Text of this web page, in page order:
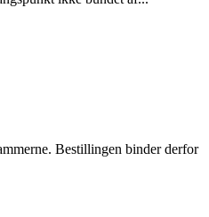
Bestillingen binder derfor